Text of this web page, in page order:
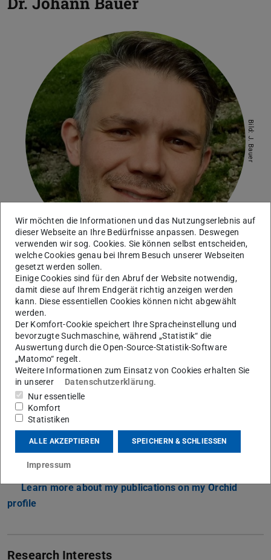
Bild: J. Bauer
Computational Modelling of Intelligent Systems
Arbeitsgebiet(e)
Computational Modelling of Intelligent Systems
Kontakt
Johann.Bauer@tu-...
S1|15 205
Alexanderstr. 10
64283Darmstadt
Links
Learn more about Johann Bauer
Learn more about my publications on my Orchid
profile
Research Interests
Wir möchten die Informationen und das Nutzungserlebnis auf
dieser Webseite an Ihre Bedürfnisse anpassen. Deswegen
verwenden wir sog. Cookies. Sie können selbst entscheiden,
welche Cookies genau bei Ihrem Besuch unserer Webseiten
gesetzt werden sollen.
Einige Cookies sind für den Abruf der Website notwendig,
damit diese auf Ihrem Endgerät richtig anzeigen werden
kann. Diese essentiellen Cookies können nicht abgewählt
werden.
Der Komfort-Cookie speichert Ihre Spracheinstellung und
bevorzugte Suchmaschine, während „Statistik“ die
Auswertung durch die Open-Source-Statistik-Software
„Matomo“ regelt.
Weitere Informationen zum Einsatz von Cookies erhalten Sie
in unserer
Datenschutzerklärung.
Nur essentielle
Komfort
Statistiken
ALLE AKZEPTIEREN SPEICHERN & SCHLIESSEN
Impressum